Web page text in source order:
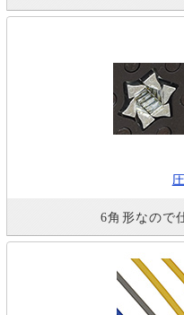
6角形なので